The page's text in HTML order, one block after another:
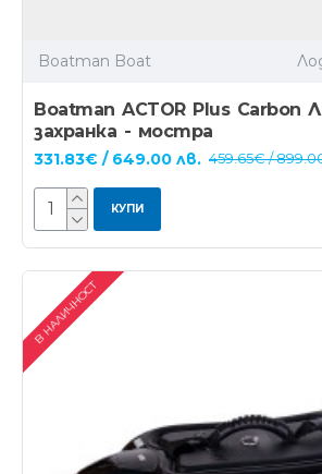
Boatman Boat
Boatman ACTOR Plus Carbon
захранка - мостра
331.83€ / 649.00 лв. 459.65€ /
КУПИ
В НАЛИЧНОСТ